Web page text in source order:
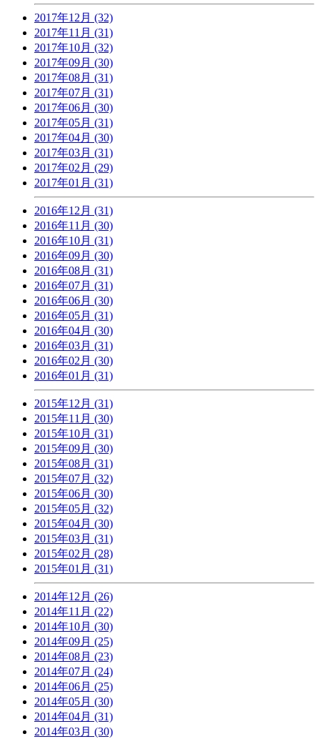
2017年12月 (32)
2017年11月 (31)
2017年10月 (32)
2017年09月 (30)
2017年08月 (31)
2017年07月 (31)
2017年06月 (30)
2017年05月 (31)
2017年04月 (30)
2017年03月 (31)
2017年02月 (29)
2017年01月 (31)
2016年12月 (31)
2016年11月 (30)
2016年10月 (31)
2016年09月 (30)
2016年08月 (31)
2016年07月 (31)
2016年06月 (30)
2016年05月 (31)
2016年04月 (30)
2016年03月 (31)
2016年02月 (30)
2016年01月 (31)
2015年12月 (31)
2015年11月 (30)
2015年10月 (31)
2015年09月 (30)
2015年08月 (31)
2015年07月 (32)
2015年06月 (30)
2015年05月 (32)
2015年04月 (30)
2015年03月 (31)
2015年02月 (28)
2015年01月 (31)
2014年12月 (26)
2014年11月 (22)
2014年10月 (30)
2014年09月 (25)
2014年08月 (23)
2014年07月 (24)
2014年06月 (25)
2014年05月 (30)
2014年04月 (31)
2014年03月 (30)